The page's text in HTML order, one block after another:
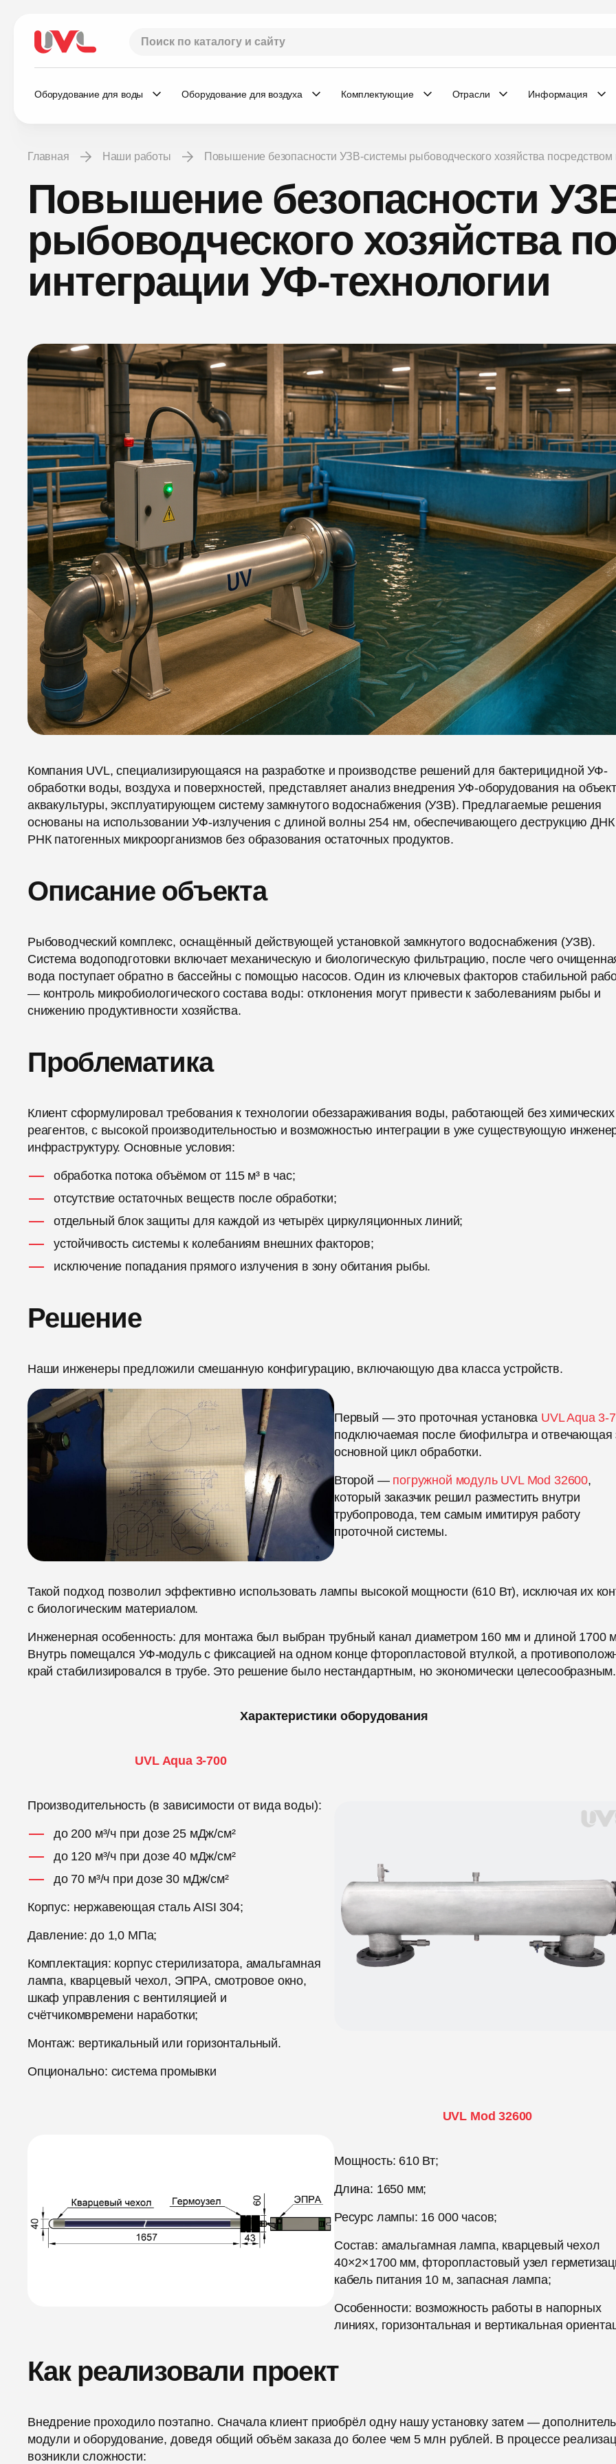
Оборудование для воды Оборудование для воздуха Комплектующие Отрасли Информация
Главная Наши работы Повышение безопасности УЗВ-системы рыбоводческого хозяйства посредством
Повышение безопасности
рыбоводческого хозяйства
интеграции УФ-технологии
Компания UVL, специализирующаяся на разработке и производстве решений для бактерицидной УФ-
обработки воды, воздуха и поверхностей, представляет анализ внедрения УФ-оборудования на
аквакультуры, эксплуатирующем систему замкнутого водоснабжения (УЗВ). Предлагаемые решения
основаны на использовании УФ-излучения с длиной волны 254 нм, обеспечивающего деструкцию ДНК
РНК патогенных микроорганизмов без образования остаточных продуктов.
Описание объекта
Рыбоводческий комплекс, оснащённый действующей установкой замкнутого водоснабжения (УЗВ).
Система водоподготовки включает механическую и биологическую фильтрацию, после чего
вода поступает обратно в бассейны с помощью насосов. Один из ключевых факторов стабильной
— контроль микробиологического состава воды: отклонения могут привести к заболеваниям рыбы и
снижению продуктивности хозяйства.
Проблематика
Клиент сформулировал требования к технологии обеззараживания воды, работающей без химических
реагентов, с высокой производительностью и возможностью интеграции в уже существующую
инфраструктуру. Основные условия:
обработка потока объёмом от 115 м³ в час;
отсутствие остаточных веществ после обработки;
отдельный блок защиты для каждой из четырёх циркуляционных линий;
устойчивость системы к колебаниям внешних факторов;
исключение попадания прямого излучения в зону обитания рыбы.
Решение
Наши инженеры предложили смешанную конфигурацию, включающую два класса устройств.
Первый — это проточная установка UVL Aqua 3-
подключаемая после биофильтра и отвечающая
основной цикл обработки.
Второй — погружной модуль UVL Mod 32600,
который заказчик решил разместить внутри
трубопровода, тем самым имитируя работу
проточной системы.
Такой подход позволил эффективно использовать лампы высокой мощности (610 Вт), исключая их
с биологическим материалом.
Инженерная особенность: для монтажа был выбран трубный канал диаметром 160 мм и длиной 1700
Внутрь помещался УФ-модуль с фиксацией на одном конце фторопластовой втулкой, а
край стабилизировался в трубе. Это решение было нестандартным, но экономически целесообразным.
Характеристики оборудования
UVL Aqua 3-700
Производительность (в зависимости от вида воды):
до 200 м³/ч при дозе 25 мДж/см²
до 120 м³/ч при дозе 40 мДж/см²
до 70 м³/ч при дозе 30 мДж/см²
Корпус: нержавеющая сталь AISI 304;
Давление: до 1,0 МПа;
Комплектация: корпус стерилизатора, амальгамная
лампа, кварцевый чехол, ЭПРА, смотровое окно,
шкаф управления с вентиляцией и
счётчикомвремени наработки;
Монтаж: вертикальный или горизонтальный.
Опционально: система промывки
UVL Mod 32600
Мощность: 610 Вт;
Длина: 1650 мм;
Ресурс лампы: 16 000 часов;
Состав: амальгамная лампа, кварцевый чехол
40×2×1700 мм, фторопластовый узел
кабель питания 10 м, запасная лампа;
Особенности: возможность работы в напорных
линиях, горизонтальная и вертикальная
Как реализовали проект
Внедрение проходило поэтапно. Сначала клиент приобрёл одну нашу установку затем —
модули и оборудование, доведя общий объём заказа до более чем 5 млн рублей. В процессе
возникли сложности: